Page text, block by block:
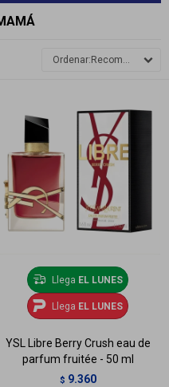
Recomendados
Llega EL LUNES
Llega EL LUNES
YSL Libre Berry Crush eau de
parfum fruitée - 50 ml
$ 9.360